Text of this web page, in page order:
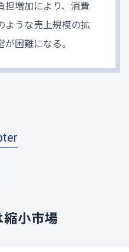
担増加により、消費
ような売上規模の拡
困難になる。
縮小市場